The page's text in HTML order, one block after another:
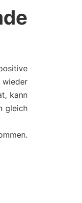
wieder
kann
gleich